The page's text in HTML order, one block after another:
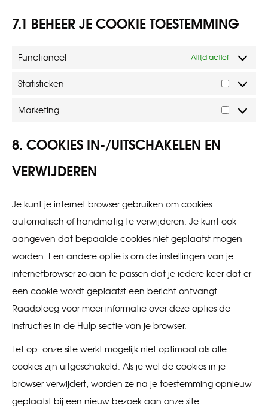
7.1 BEHEER JE COOKIE TOESTEMMING
Functioneel Altijd actief
Statistieken
Marketing
8. COOKIES IN-/UITSCHAKELEN EN
VERWIJDEREN
Je kunt je internet browser gebruiken om cookies
automatisch of handmatig te verwijderen. Je kunt ook
aangeven dat bepaalde cookies niet geplaatst mogen
worden. Een andere optie is om de instellingen van je
internetbrowser zo aan te passen dat je iedere keer dat er
een cookie wordt geplaatst een bericht ontvangt.
Raadpleeg voor meer informatie over deze opties de
instructies in de Hulp sectie van je browser.
Let op: onze site werkt mogelijk niet optimaal als alle
cookies zijn uitgeschakeld. Als je wel de cookies in je
browser verwijdert, worden ze na je toestemming opnieuw
geplaatst bij een nieuw bezoek aan onze site.